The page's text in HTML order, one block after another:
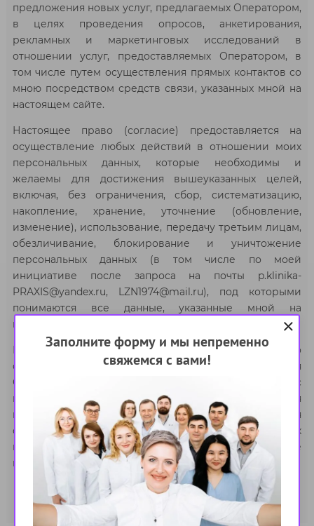
предложения новых услуг, предлагаемых Оператором,
в целях проведения опросов, анкетирования,
рекламных и маркетинговых исследований в
отношении услуг, предоставляемых Оператором, в
том числе путем осуществления прямых контактов со
мною посредством средств связи, указанных мной на
настоящем сайте.
Настоящее право (согласие) предоставляется на
осуществление любых действий в отношении моих
персональных данных, которые необходимы и
желаемы для достижения вышеуказанных целей,
включая, без ограничения, сбор, систематизацию,
накопление, хранение, уточнение (обновление,
изменение), использование, передачу третьим лицам,
обезличивание, блокирование и уничтожение
персональных данных (в том числе по моей
инициативе после запроса на почты p.klinika-
PRAXIS@yandex.ru, LZN1974@mail.ru), под которыми
понимаются все данные, указанные мной на
настоящем сайте.
Настоящим подтверждаю, что уведомлен о том, что
обработка персональных данных осуществляется
Оператором любым способом, в том числе как с
использованием средств автоматизации (включая
программное обеспечение), так и без использования
средств автоматизации (с использованием различных
материальных носителей, включая бумажные
носители).
Заполните форму и мы непременно
свяжемся с вами!